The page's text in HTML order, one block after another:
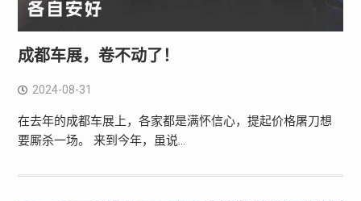
成都车展，卷不动了！
2024-08-31
在去年的成都车展上，各家都是满怀信心，提起价格屠刀想
要厮杀一场。 来到今年，虽说…